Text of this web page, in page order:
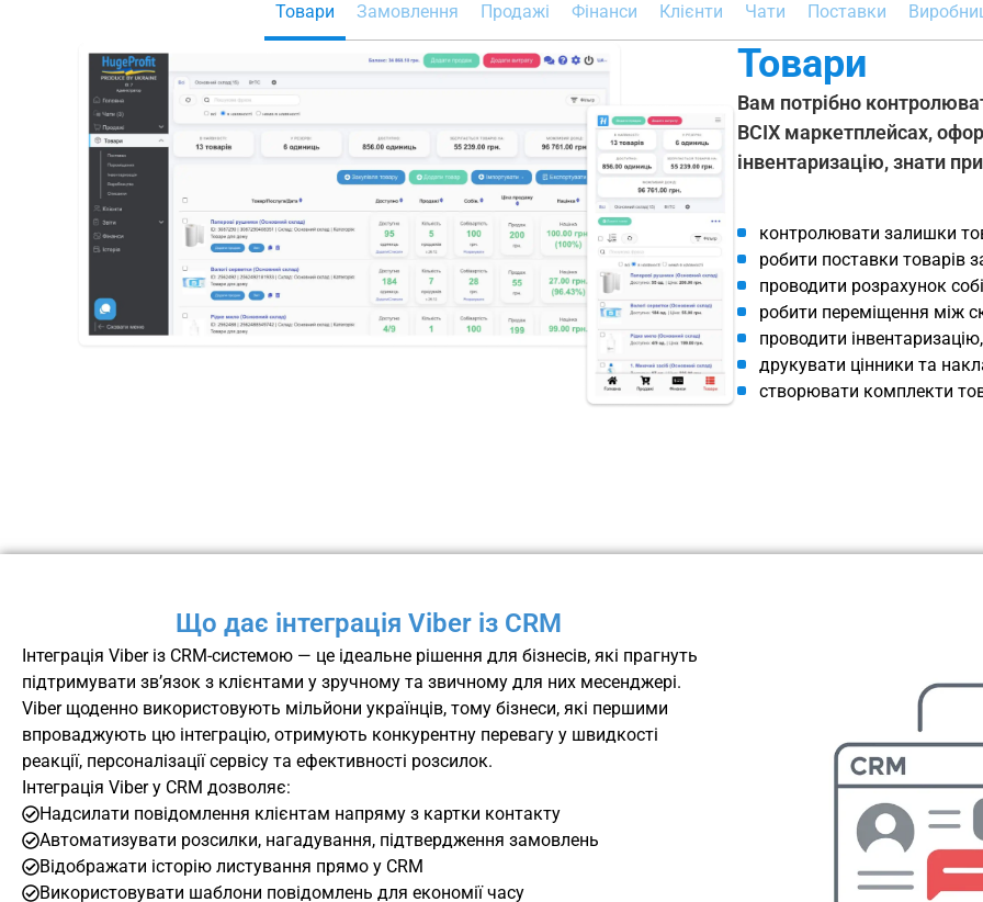
Товари Замовлення Продажі Фінанси Клієнти Чати Поставки
Товари
Вам потрібно
ВСІХ маркетплейсах,
інвентаризацію, знати
контролювати залишки
робити поставки товарів
проводити розрахунок
робити переміщення між
проводити
друкувати цінники та
створювати комплекти
Що дає інтеграція Viber із CRM
Інтеграція Viber із CRM-системою — це ідеальне рішення для бізнесів, які прагнуть
підтримувати зв’язок з клієнтами у зручному та звичному для них месенджері.
Viber щоденно використовують мільйони українців, тому бізнеси, які першими
впроваджують цю інтеграцію, отримують конкурентну перевагу у швидкості
реакції, персоналізації сервісу та ефективності розсилок.
Інтеграція Viber у CRM дозволяє:
Надсилати повідомлення клієнтам напряму з картки контакту
Автоматизувати розсилки, нагадування, підтвердження замовлень
Відображати історію листування прямо у CRM
Використовувати шаблони повідомлень для економії часу